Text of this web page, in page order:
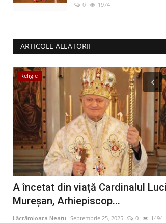
0
1974
ARTICOLE ALEATORII
Religie
A încetat din viață Cardinalul
Mureșan, Arhiepiscop...
Lăcrămioara Neațu Septembrie 25, 2025 0 1494